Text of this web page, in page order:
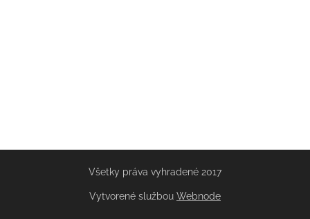
Všetky práva vyhradené 2017
Vytvorené službou Webnode